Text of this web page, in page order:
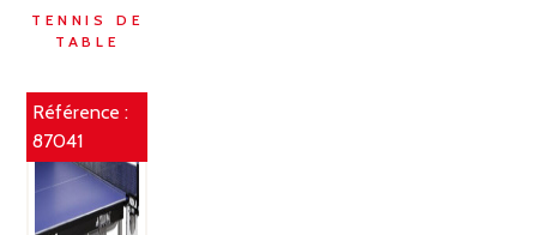
TENNIS DE
TABLE
Référence :
87041